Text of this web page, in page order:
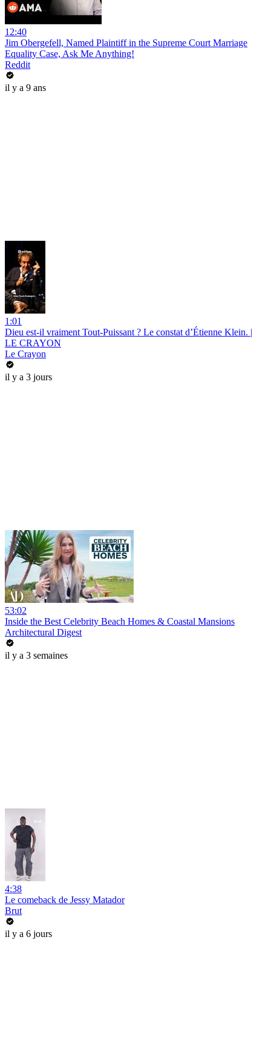
12:40
Jim Obergefell, Named Plaintiff in the Supreme Court Marriage
Equality Case, Ask Me Anything!
Reddit
il y a 9 ans
1:01
Dieu est-il vraiment Tout-Puissant ? Le constat d’Étienne Klein. |
LE CRAYON
Le Crayon
il y a 3 jours
53:02
Inside the Best Celebrity Beach Homes & Coastal Mansions
Architectural Digest
il y a 3 semaines
4:38
Le comeback de Jessy Matador
Brut
il y a 6 jours